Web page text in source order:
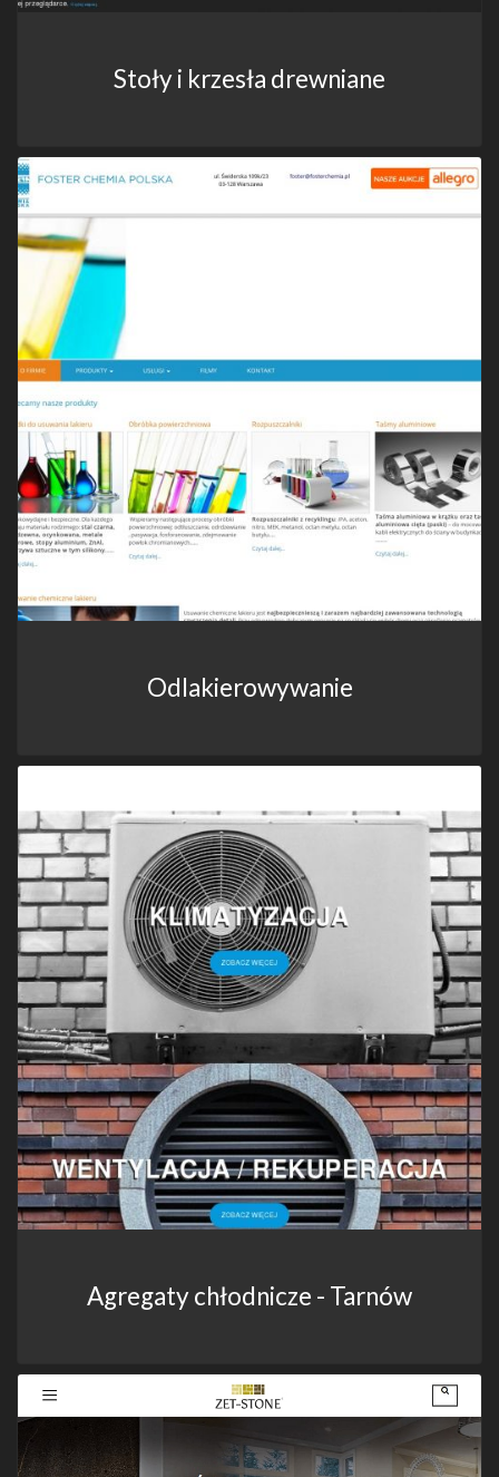
Stoły i krzesła drewniane
Odlakierowywanie
Agregaty chłodnicze - Tarnów